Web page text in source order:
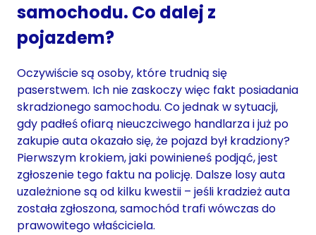
samochodu. Co dalej z
pojazdem?
Oczywiście są osoby, które trudnią się
paserstwem. Ich nie zaskoczy więc fakt posiadania
skradzionego samochodu. Co jednak w sytuacji,
gdy padłeś ofiarą nieuczciwego handlarza i już po
zakupie auta okazało się, że pojazd był kradziony?
Pierwszym krokiem, jaki powinieneś podjąć, jest
zgłoszenie tego faktu na policję. Dalsze losy auta
uzależnione są od kilku kwestii – jeśli kradzież auta
została zgłoszona, samochód trafi wówczas do
prawowitego właściciela.